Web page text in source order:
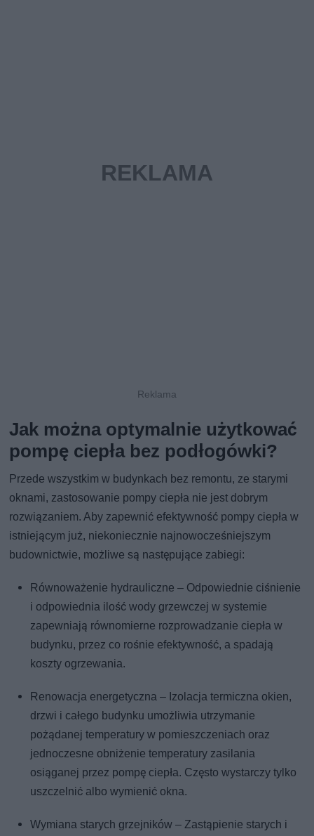
Jak można optymalnie użytkować
pompę ciepła bez podłogówki?
Przede wszystkim w budynkach bez remontu, ze starymi
oknami, zastosowanie pompy ciepła nie jest dobrym
rozwiązaniem. Aby zapewnić efektywność pompy ciepła w
istniejącym już, niekoniecznie najnowocześniejszym
budownictwie, możliwe są następujące zabiegi:
Równoważenie hydrauliczne – Odpowiednie ciśnienie
i odpowiednia ilość wody grzewczej w systemie
zapewniają równomierne rozprowadzanie ciepła w
budynku, przez co rośnie efektywność, a spadają
koszty ogrzewania.
Renowacja energetyczna – Izolacja termiczna okien,
drzwi i całego budynku umożliwia utrzymanie
pożądanej temperatury w pomieszczeniach oraz
jednoczesne obniżenie temperatury zasilania
osiąganej przez pompę ciepła. Często wystarczy tylko
uszczelnić albo wymienić okna.
Wymiana starych grzejników – Zastąpienie starych i